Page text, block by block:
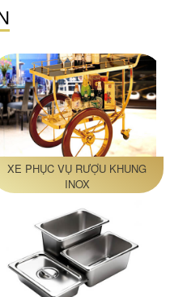
XE PHỤC VỤ RƯỢU KHUNG
INOX